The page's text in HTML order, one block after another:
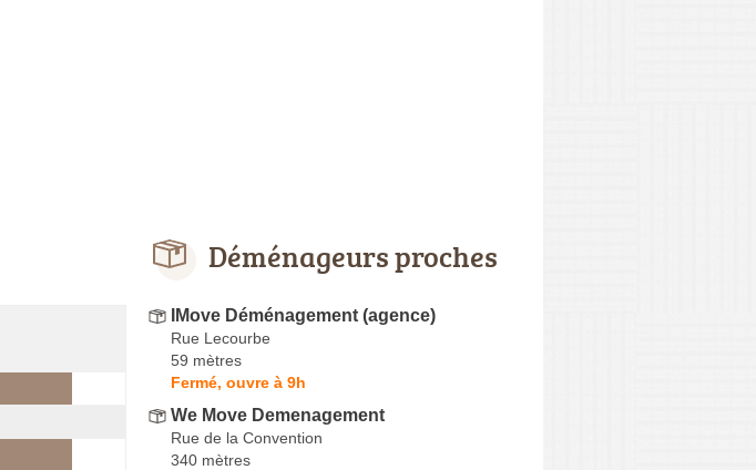
Déménageurs proches
IMove Déménagement (agence)
Rue Lecourbe
59 mètres
Fermé, ouvre à 9h
We Move Demenagement
Rue de la Convention
340 mètres